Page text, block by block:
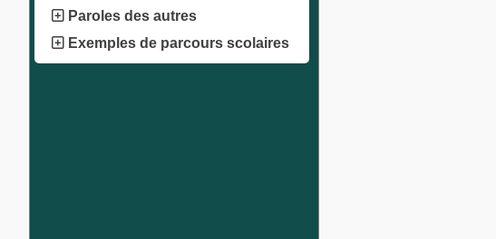
Paroles des autres
Exemples de parcours scolaires